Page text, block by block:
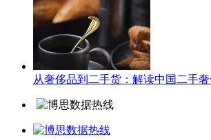
从奢侈品到二手货：解读中国二手